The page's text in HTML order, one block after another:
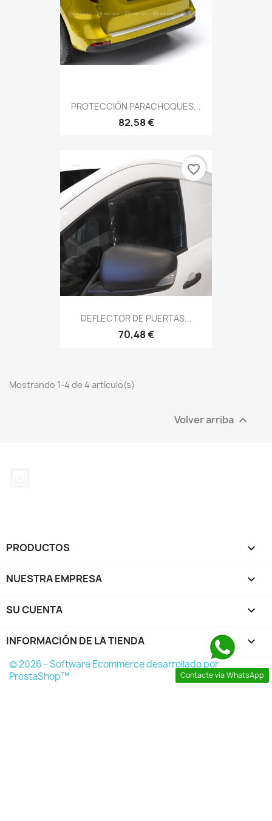
PROTECCIÓN PARACHOQUES...
82,58 €
DEFLECTOR DE PUERTAS...
70,48 €
favorite_border
Mostrando 1-4 de 4 artículo(s)
Volver arriba 
PRODUCTOS 
NUESTRA EMPRESA 
SU CUENTA 
INFORMACIÓN DE LA TIENDA keyboard_arrow_down
Contacte via WhatsApp
© 2026 - Software Ecommerce desarrollado por
PrestaShop™